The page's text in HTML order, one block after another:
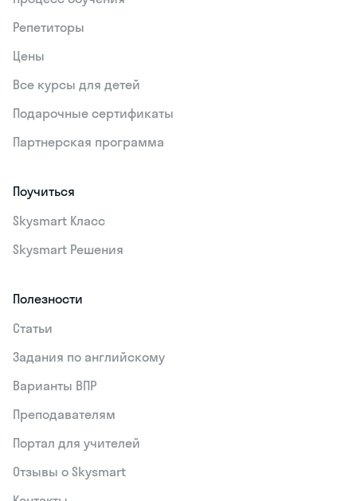
Репетиторы
Цены
Все курсы для детей
Подарочные сертификаты
Партнерская программа
Поучиться
Skysmart Класс
Skysmart Решения
Полезности
Статьи
Задания по английскому
Варианты ВПР
Преподавателям
Портал для учителей
Отзывы о Skysmart